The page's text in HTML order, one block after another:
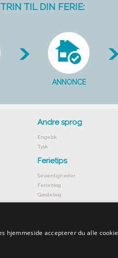
TIL DIN FERIE:
ANNONCE
Andre sprog
Engelsk
Tysk
Ferietips
Seværdigheder
Ferieblog
Gæstebog
hjemmeside accepterer du alle